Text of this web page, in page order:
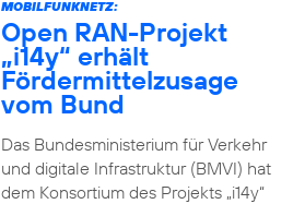
MOBILFUNKNETZ:
Open RAN-Projekt
„i14y“ erhält
Fördermittelzusage
vom Bund
Das Bundesministerium für Verkehr
und digitale Infrastruktur (BMVI) hat
dem Konsortium des Projekts „i14y“